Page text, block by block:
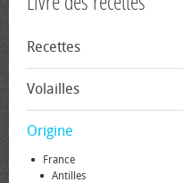
Recettes
Volailles
Origine
France
Antilles